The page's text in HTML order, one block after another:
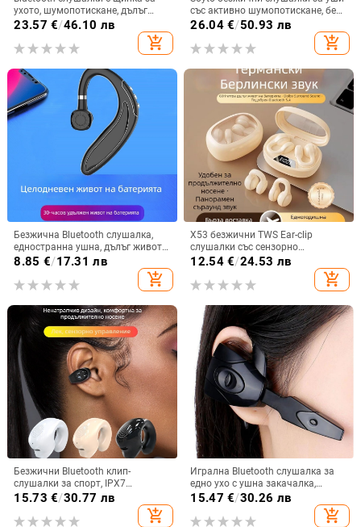
ухото, шумопотискане, дълъг
живот на батерията >8 ч, стерео
звук, обхват 10 м, Bluetooth 5.4
23.57 €/46.10 лв
add_shopping_cart
със активно шумопотискане, без
изтичане на звук, Bluetooth 5.4,
обхват 10 m, двуканално стерео,
OEM персонализация
26.04€/50.93 лв
add_shopping_cart
Безжична Bluetooth слушалка,
едностранна ушна, дълъг живот
на батерията, Bluetooth 5.3,
водоустойчива, обхват 15 m,
спортен стил
8.85 €/17.31 лв
add_shopping_cart
X53 безжични TWS Ear-clip
слушалки със сензорно
докосване, шумопотискане и
12.54€/24.53 лв
add_shopping_cart
Безжични Bluetooth клип-
слушалки за спорт, IPX7
водоустойчиви, обхват до 10 м,
Bluetooth 5.0, живот на батерията
4–8 ч, ниска латентност за игри
15.73 €/30.77 лв
add_shopping_cart
Игрална Bluetooth слушалка за
едно ухо с ушна закачалка,
Bluetooth 5.0, живот на батерията
над 8 ч, IPX3 водоустойчивост
15.47 €/30.26 лв
add_shopping_cart